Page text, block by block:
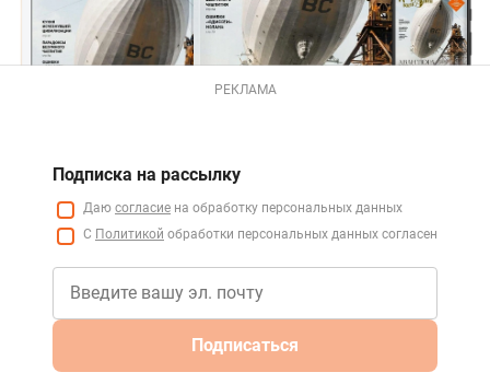
РЕКЛАМА
Подписка на рассылку
Даю согласие на обработку персональных данных
С Политикой обработки персональных данных согласен
Подписаться